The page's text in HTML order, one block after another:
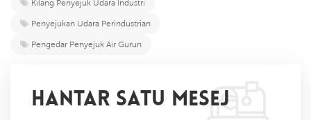
Kilang Penyejuk Udara Industri
Penyejukan Udara Perindustrian
Pengedar Penyejuk Air Gurun
HANTAR SATU MESEJ